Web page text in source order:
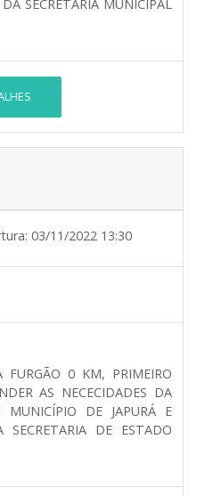
SECRETARIA MUNICIPAL
03/11/2022 13:30
FURGÃO 0 KM, PRIMEIRO
AS NECECIDADES DA
MUNICÍPIO DE JAPURÁ E
SECRETARIA DE ESTADO